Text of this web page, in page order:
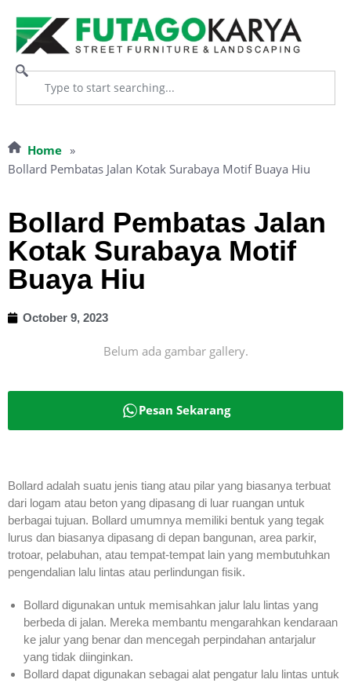
Home »
Bollard Pembatas Jalan Kotak Surabaya Motif Buaya Hiu
Bollard Pembatas Jalan
Kotak Surabaya Motif
Buaya Hiu
October 9, 2023
Belum ada gambar gallery.
Pesan Sekarang
Bollard adalah suatu jenis tiang atau pilar yang biasanya terbuat
dari logam atau beton yang dipasang di luar ruangan untuk
berbagai tujuan. Bollard umumnya memiliki bentuk yang tegak
lurus dan biasanya dipasang di depan bangunan, area parkir,
trotoar, pelabuhan, atau tempat-tempat lain yang membutuhkan
pengendalian lalu lintas atau perlindungan fisik.
Bollard digunakan untuk memisahkan jalur lalu lintas yang
berbeda di jalan. Mereka membantu mengarahkan kendaraan
ke jalur yang benar dan mencegah perpindahan antarjalur
yang tidak diinginkan.
Bollard dapat digunakan sebagai alat pengatur lalu lintas untuk